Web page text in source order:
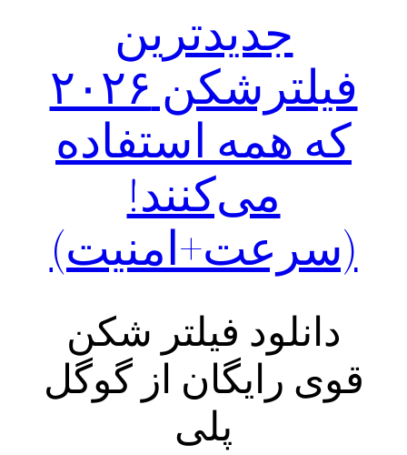
جدیدترین
فیلترشکن ۲۰۲۶
که همه استفاده
می‌کنند!
(سرعت+امنیت)
دانلود فیلتر شکن
قوی رایگان از گوگل
پلی